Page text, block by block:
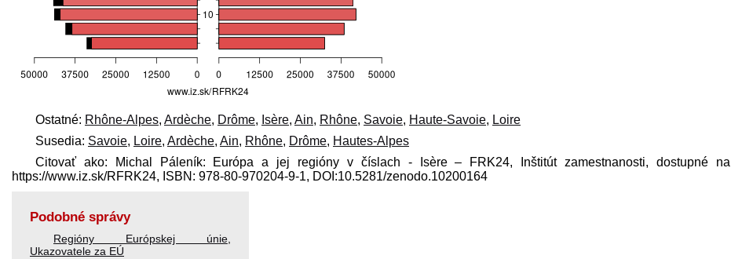
Ostatné: Rhône-Alpes, Ardèche, Drôme, Isère, Ain, Rhône, Savoie, Haute-Savoie, Loire
Susedia: Savoie, Loire, Ardèche, Ain, Rhône, Drôme, Hautes-Alpes
Citovať ako: Michal Páleník: Európa a jej regióny v číslach - Isère – FRK24, Inštitút zamestnanosti, dostupné na
https://www.iz.sk/​RFRK24, ISBN: 978-80-970204-9-1, DOI:10.5281/zenodo.10200164
Podobné správy
Regióny Európskej únie,
Ukazovatele za EÚ